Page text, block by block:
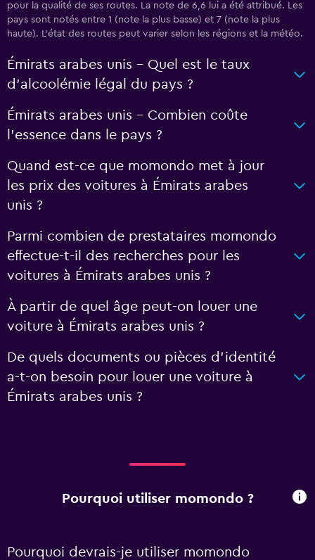
pour la qualité de ses routes. La note de 6,6 lui a été attribué. Les
pays sont notés entre 1 (note la plus basse) et 7 (note la plus
haute). L’état des routes peut varier selon les régions et la météo.
Émirats arabes unis - Quel est le taux
d’alcoolémie légal du pays ?
Émirats arabes unis - Combien coûte
l’essence dans le pays ?
Quand est-ce que momondo met à jour
les prix des voitures à Émirats arabes
unis ?
Parmi combien de prestataires momondo
effectue-t-il des recherches pour les
voitures à Émirats arabes unis ?
À partir de quel âge peut-on louer une
voiture à Émirats arabes unis ?
De quels documents ou pièces d'identité
a-t-on besoin pour louer une voiture à
Émirats arabes unis ?
Pourquoi utiliser momondo ?
Pourquoi devrais-je utiliser momondo